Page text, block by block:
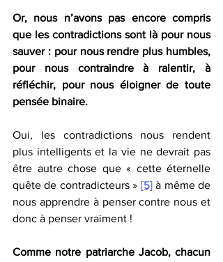
Or, nous n’avons pas encore compris
que les contradictions sont là pour nous
sauver : pour nous rendre plus humbles,
pour nous contraindre à ralentir, à
réfléchir, pour nous éloigner de toute
pensée binaire.
Oui, les contradictions nous rendent
plus intelligents et la vie ne devrait pas
être autre chose que « cette éternelle
quête de contradicteurs » [5] à même de
nous apprendre à penser contre nous et
donc à penser vraiment !
Comme notre patriarche Jacob, chacun